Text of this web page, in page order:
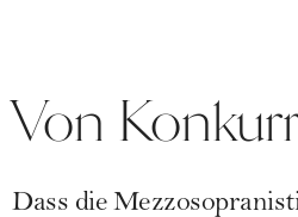
Von
Dass die